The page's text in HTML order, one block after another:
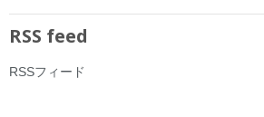
RSS feed
RSSフィード